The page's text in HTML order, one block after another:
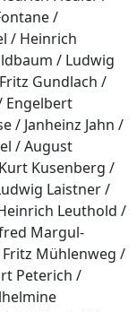
/
/ Heinrich
/ Ludwig
Gundlach /
Engelbert
/ Janheinz Jahn /
/ August
Kusenberg /
Laistner /
Leuthold /
Margul-
Mühlenweg /
Peterich /